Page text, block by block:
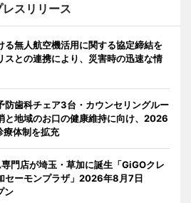
レスリリース
る無人航空機活用に関する協定締結を
との連携により、災害時の迅速な情
防歯科チェア3台・カウンセリングルー
と地域のお口の健康維持に向け、2026
体制を拡充
門店が埼玉・草加に誕生「GiGOクレ
セーモンプラザ」2026年8月7日
ン